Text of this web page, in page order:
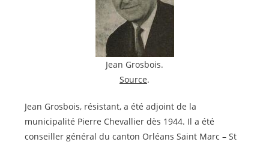
Jean Grosbois.
Source.
Jean Grosbois, résistant, a été adjoint de la
municipalité Pierre Chevallier dès 1944. Il a été
conseiller général du canton Orléans Saint Marc – St